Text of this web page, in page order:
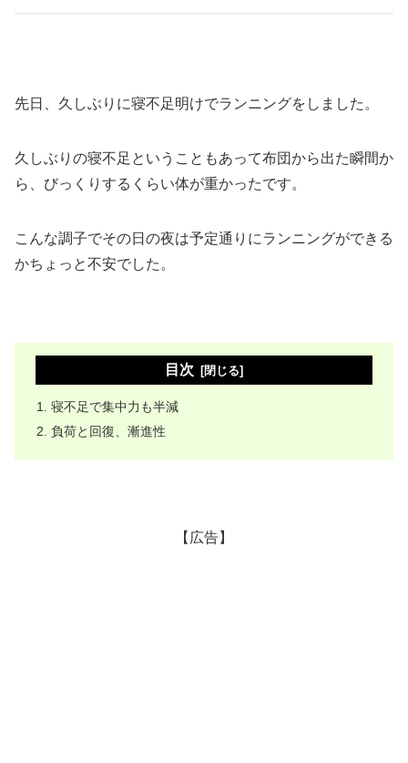
先日、久しぶりに寝不足明けでランニングをしました。
久しぶりの寝不足ということもあって布団から出た瞬間か
ら、びっくりするくらい体が重かったです。
こんな調子でその日の夜は予定通りにランニングができる
かちょっと不安でした。
目次
寝不足で集中力も半減
負荷と回復、漸進性
【広告】